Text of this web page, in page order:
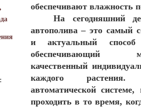
обеспечивают влажность
На сегодняшний
автополива – это самый
и актуальный способ
обеспечивающий
качественный
каждого растения.
автоматической системе,
проходить в то время,